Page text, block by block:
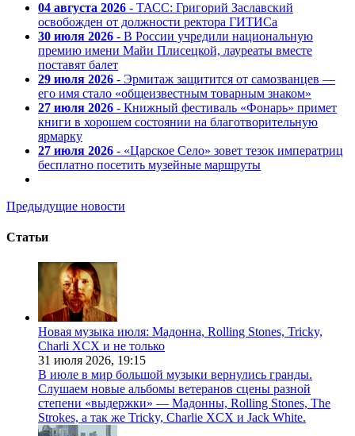
04 августа 2026 - ТАСС: Григорий Заславский
освобожден от должности ректора ГИТИСа
30 июля 2026 - В России учредили национальную
премию имени Майи Плисецкой, лауреаты вместе
поставят балет
29 июля 2026 - Эрмитаж защитится от самозванцев —
его имя стало «общеизвестным товарным знаком»
27 июля 2026 - Книжный фестиваль «Фонарь» примет
книги в хорошем состоянии на благотворительную
ярмарку
27 июля 2026 - «Царское Село» зовет тезок императриц
бесплатно посетить музейные маршруты
Предыдущие новости
Статьи
Новая музыка июля: Мадонна, Rolling Stones, Tricky,
Charli XCX и не только
31 июля 2026, 19:15
В июле в мир большой музыки вернулись гранды.
Слушаем новые альбомы ветеранов сцены разной
степени «выдержки» — Мадонны, Rolling Stones, The
Strokes, а так же Tricky, Charlie XCX и Jack White.